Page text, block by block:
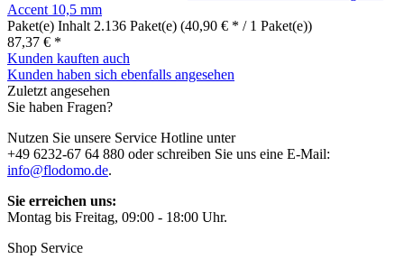
Accent 10,5 mm
Paket(e) Inhalt 2.136 Paket(e) (40,90 € * / 1 Paket(e))
87,37 € *
Kunden kauften auch
Kunden haben sich ebenfalls angesehen
Zuletzt angesehen
Sie haben Fragen?
Nutzen Sie unsere Service Hotline unter
+49 6232-67 64 880 oder schreiben Sie uns eine E-Mail:
info@flodomo.de.
Sie erreichen uns:
Montag bis Freitag, 09:00 - 18:00 Uhr.
Shop Service